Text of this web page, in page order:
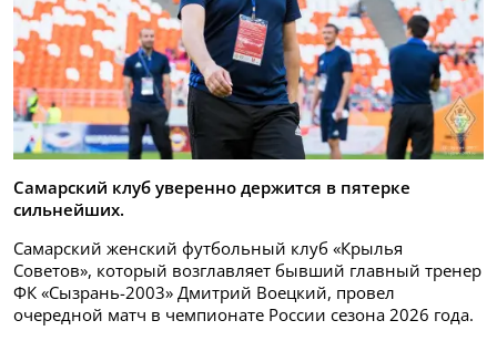
Самарский клуб уверенно держится в пятерке
сильнейших.
Самарский женский футбольный клуб «Крылья
Советов», который возглавляет бывший главный тренер
ФК «Сызрань-2003» Дмитрий Воецкий, провел
очередной матч в чемпионате России сезона 2026 года.